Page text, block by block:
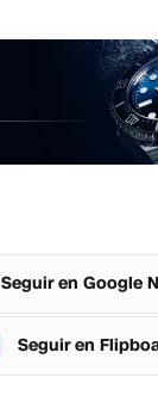
Seguir en Google
Seguir en